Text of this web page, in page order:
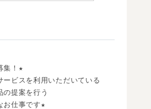
集！★
ービスを利用いただいている
の提案を行う
お仕事です★